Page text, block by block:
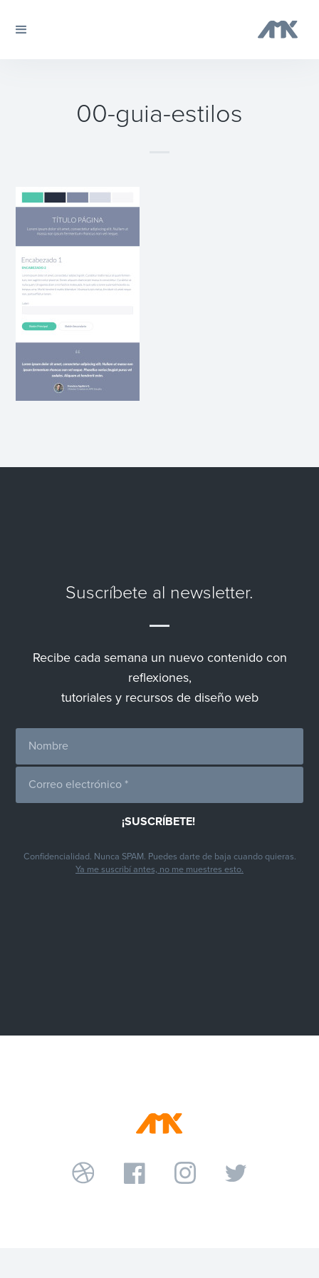
00-guia-estilos
Suscríbete al newsletter.
Recibe cada semana un nuevo contenido con
reflexiones,
tutoriales y recursos de diseño web
Confidencialidad. Nunca SPAM. Puedes darte de baja cuando quieras.
Ya me suscribí antes, no me muestres esto.